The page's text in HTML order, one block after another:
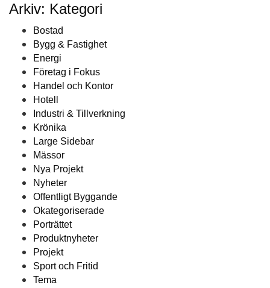
Arkiv: Kategori
Bostad
Bygg & Fastighet
Energi
Företag i Fokus
Handel och Kontor
Hotell
Industri & Tillverkning
Krönika
Large Sidebar
Mässor
Nya Projekt
Nyheter
Offentligt Byggande
Okategoriserade
Porträttet
Produktnyheter
Projekt
Sport och Fritid
Tema